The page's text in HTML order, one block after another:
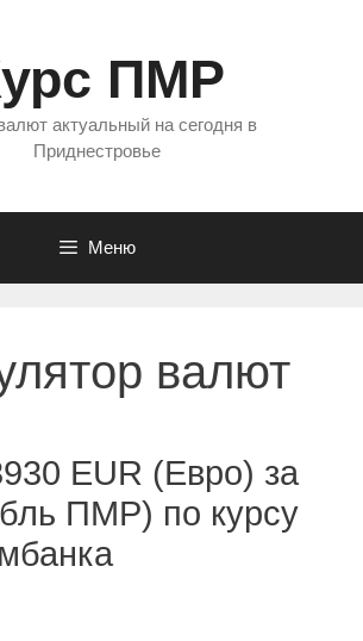
ПМР
актуальный на сегодня в
Приднестровье
Меню
валют
EUR (Евро) за
ПМР) по курсу